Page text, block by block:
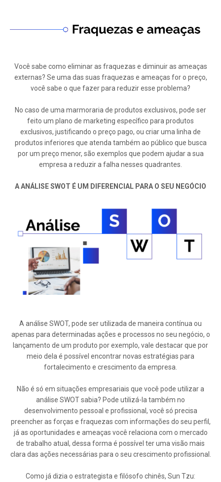
Você sabe como eliminar as fraquezas e diminuir as ameaças
externas? Se uma das suas fraquezas e ameaças for o preço,
você sabe o que fazer para reduzir esse problema?
No caso de uma marmoraria de produtos exclusivos, pode ser
feito um plano de marketing específico para produtos
exclusivos, justificando o preço pago, ou criar uma linha de
produtos inferiores que atenda também ao público que busca
por um preço menor, são exemplos que podem ajudar a sua
empresa a reduzir a falha nesses quadrantes.
A ANÁLISE SWOT É UM DIFERENCIAL PARA O SEU NEGÓCIO
A análise SWOT, pode ser utilizada de maneira contínua ou
apenas para determinadas ações e processos no seu negócio, o
lançamento de um produto por exemplo, vale destacar que por
meio dela é possível encontrar novas estratégias para
fortalecimento e crescimento da empresa.
Não é só em situações empresariais que você pode utilizar a
análise SWOT sabia? Pode utilizá-la também no
desenvolvimento pessoal e profissional, você só precisa
preencher as forças e fraquezas com informações do seu perfil,
já as oportunidades e ameaças você relaciona com o mercado
de trabalho atual, dessa forma é possível ter uma visão mais
clara das ações necessárias para o seu crescimento profissional.
Como já dizia o estrategista e filósofo chinês, Sun Tzu: